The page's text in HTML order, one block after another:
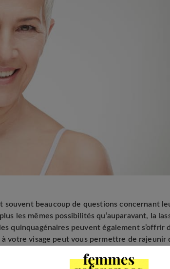
souvent beaucoup de questions concernant
les mêmes possibilités qu’auparavant, la
quinquagénaires peuvent également s’offrir
votre visage peut vous permettre de rajeunir